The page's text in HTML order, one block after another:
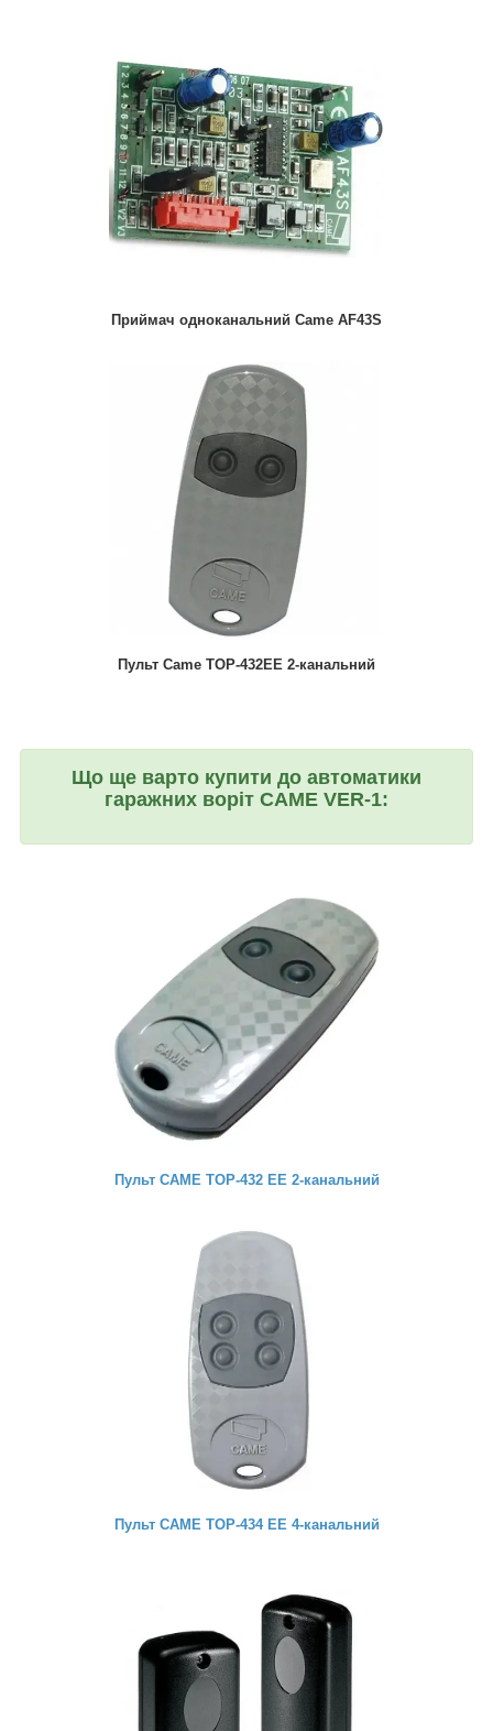
Приймач одноканальний Came AF43S
Пульт Came TOP-432EE 2-канальний
Що ще варто купити до автоматики
гаражних воріт CAME VER-1:
Пульт CAME TOP-432 EE 2-канальний
Пульт CAME TOP-434 EE 4-канальний